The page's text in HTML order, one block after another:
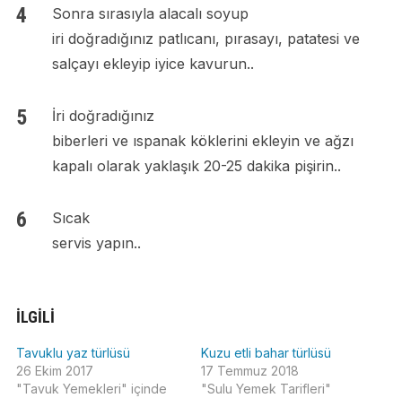
Sonra sırasıyla alacalı soyup
iri doğradığınız patlıcanı, pırasayı, patatesi ve
salçayı ekleyip iyice kavurun..
İri doğradığınız
biberleri ve ıspanak köklerini ekleyin ve ağzı
kapalı olarak yaklaşık 20-25 dakika pişirin..
Sıcak
servis yapın..
İLGILI
Tavuklu yaz türlüsü
26 Ekim 2017
"Tavuk Yemekleri" içinde
Kuzu etli bahar türlüsü
17 Temmuz 2018
"Sulu Yemek Tarifleri"